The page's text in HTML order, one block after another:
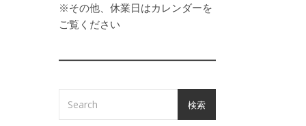
※その他、休業日はカレンダーを
ご覧ください
検索